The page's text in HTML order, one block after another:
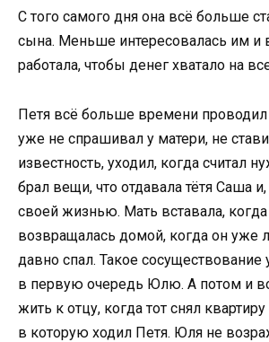
С того самого дня она всё больше
сына. Меньше интересовалась им и
работала, чтобы денег хватало на
Петя всё больше времени
уже не спрашивал у матери, не
известность, уходил, когда считал
брал вещи, что отдавала тётя Саша
своей жизнью. Мать вставала,
возвращалась домой, когда он уже
давно спал. Такое сосуществование
в первую очередь Юлю. А потом и
жить к отцу, когда тот снял
в которую ходил Петя. Юля не